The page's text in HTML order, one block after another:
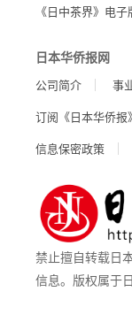
《日中茶界》电子
日本华侨报网
公司简介 事
订阅《日本华侨报》
信息保密政策
禁止擅自转载日
信息。版权属于